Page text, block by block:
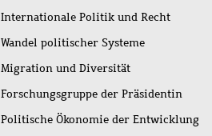
Internationale Politik und Recht
Wandel politischer Systeme
Migration und Diversität
Forschungsgruppe der Präsidentin
Politische Ökonomie der Entwicklung